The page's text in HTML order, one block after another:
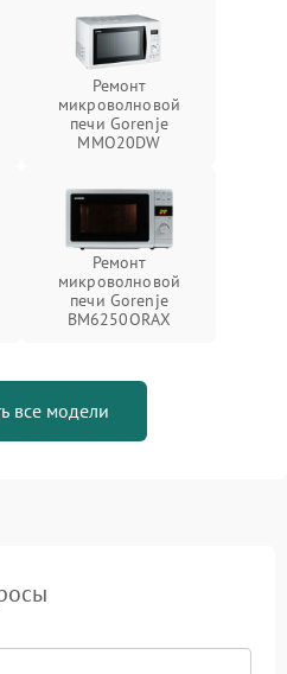
Ремонт
микроволновой
печи Gorenje
MMO20DW
Ремонт
микроволновой
печи Gorenje
BM6250ORAX
все модели